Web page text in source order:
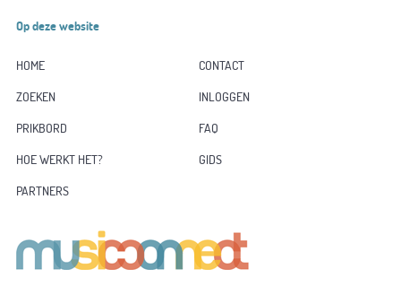
Op deze website
HOME
CONTACT
ZOEKEN
INLOGGEN
PRIKBORD
FAQ
HOE WERKT HET?
GIDS
PARTNERS